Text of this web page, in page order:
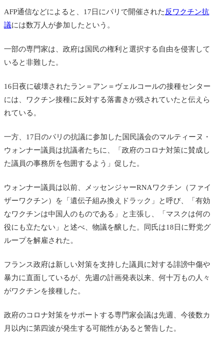
AFP通信などによると、17日にパリで開催された 反ワクチン抗
議には数万人が参加したという。
一部の専門家は、政府は国民の権利と選択する自由を侵害して
いると非難した。
16日夜に破壊されたラン＝アン＝ヴェルコールの接種センター
には、ワクチン接種に反対する落書きが残されていたと伝えら
れている。
一方、17日のパリの抗議に参加した国民議会のマルティーヌ・
ウォンナー議員は抗議者たちに、「政府のコロナ対策に賛成し
た議員の事務所を包囲するよう」促した。
ウォンナー議員は以前、メッセンジャーRNAワクチン（ファイ
ザーワクチン）を「遺伝子組み換えドラック」と呼び、「有効
なワクチンは中国人のものである」と主張し、「マスクは何の
役にも立たない」と述べ、物議を醸した。同氏は18日に野党グ
ループを解雇された。
フランス政府は新しい対策を支持した議員に対する誹謗中傷や
暴力に直面しているが、先週の計画発表以来、何十万もの人々
がワクチンを接種した。
政府のコロナ対策をサポートする専門家会議は先週、今後数カ
月以内に第四波が発生する可能性があると警告した。